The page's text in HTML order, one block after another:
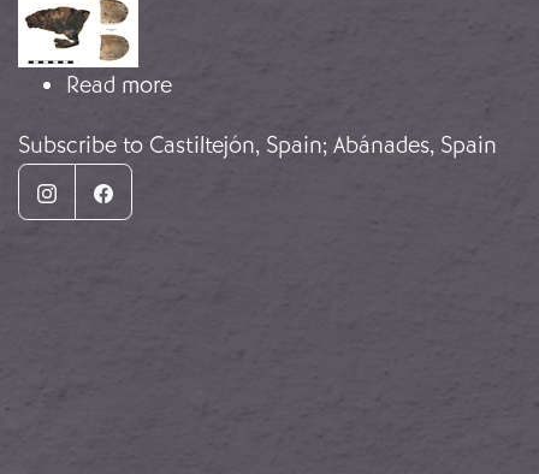
Image
Read moreabout Suelas fabricadas con
Subscribe to Castiltejón, Spain; Abánades, Spain
InstagramFacebook